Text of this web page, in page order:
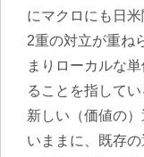
にマクロにも日
2重の対立が重
まりローカルな
ることを指して
新しい（価値の
いままに、既存